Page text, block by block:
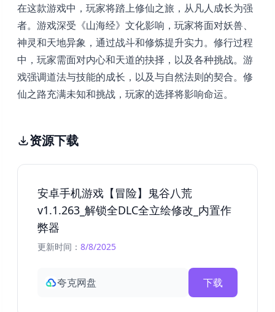
在这款游戏中，玩家将踏上修仙之旅，从凡人成长为强
者。游戏深受《山海经》文化影响，玩家将面对妖兽、
神灵和天地异象，通过战斗和修炼提升实力。修行过程
中，玩家需面对内心和天道的抉择，以及各种挑战。游
戏强调道法与技能的成长，以及与自然法则的契合。修
仙之路充满未知和挑战，玩家的选择将影响命运。
资源下载
安卓手机游戏【冒险】鬼谷八荒
v1.1.263_解锁全DLC全立绘修改_内置作
弊器
更新时间： 8/8/2025
夸克网盘 下载